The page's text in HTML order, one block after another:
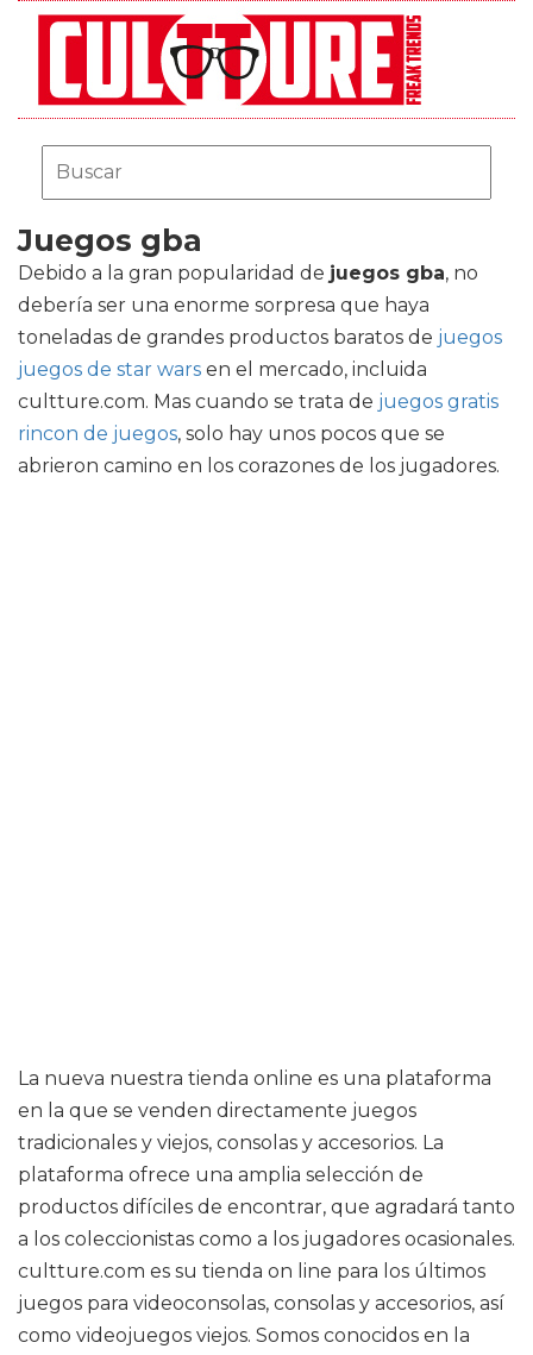
Juegos gba
Debido a la gran popularidad de juegos gba, no
debería ser una enorme sorpresa que haya
toneladas de grandes productos baratos de juegos
juegos de star wars en el mercado, incluida
cultture.com. Mas cuando se trata de juegos gratis
rincon de juegos, solo hay unos pocos que se
abrieron camino en los corazones de los jugadores.
La nueva nuestra tienda online es una plataforma
en la que se venden directamente juegos
tradicionales y viejos, consolas y accesorios. La
plataforma ofrece una amplia selección de
productos difíciles de encontrar, que agradará tanto
a los coleccionistas como a los jugadores ocasionales.
cultture.com es su tienda on line para los últimos
juegos para videoconsolas, consolas y accesorios, así
como videojuegos viejos. Somos conocidos en la